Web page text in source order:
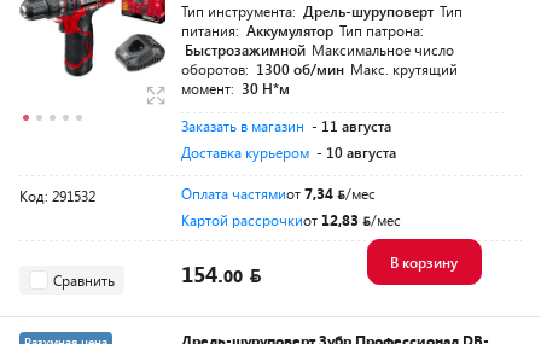
Тип инструмента: Дрель-шуруповерт Тип
питания: Аккумулятор Тип патрона:
Быстрозажимной Максимальное число
оборотов: 1300 об/мин Макс. крутящий
момент: 30 Н*м
Заказать в магазин - 11 августа
Доставка курьером - 10 августа
Код: 291532 Оплата частямиот7,34
/мес
Картой рассрочкиот 12,83 /мес
Сравнить 154.00
В корзину